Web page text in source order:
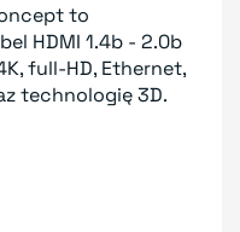
to
HDMI 1.4b - 2.0b
full-HD, Ethernet,
technologię 3D.